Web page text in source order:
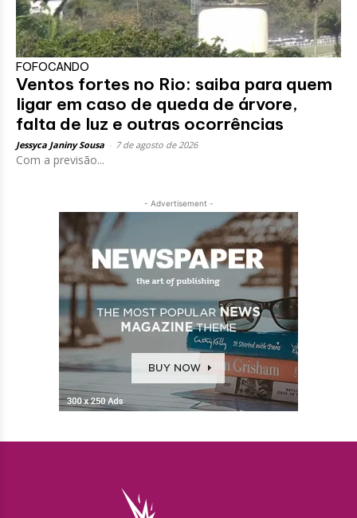
FOFOCANDO
Ventos fortes no Rio: saiba para quem
ligar em caso de queda de árvore,
falta de luz e outras ocorrências
Jessyca Janiny Sousa 7 de agosto de 2026
Com a previsão...
- Advertisement -